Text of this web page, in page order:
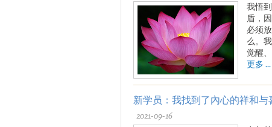
我悟
盾，
必须
么。
觉醒
更多 ...
新学员：我找到了內心的祥和与
2021-09-16